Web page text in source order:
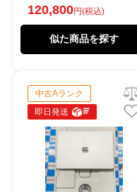
120,800円(税込)
似た商品を探す
中古Aランク
即日発送